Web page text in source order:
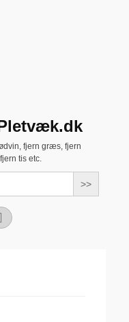
fjern græs, fjern
tis etc.